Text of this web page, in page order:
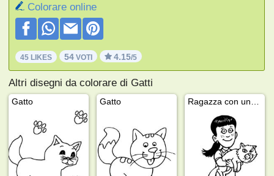
Colorare online
45 LIKES 54 VOTI 4.15/5
Altri disegni da colorare di Gatti
Gatto Gatto